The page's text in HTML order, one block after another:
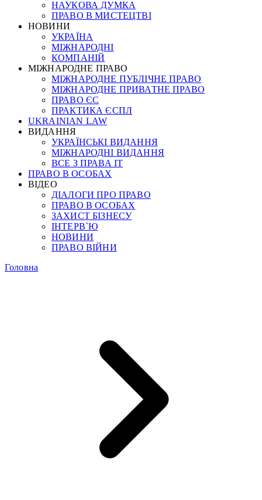
НАУКОВА ДУМКА
ПРАВО В МИСТЕЦТВІ
НОВИНИ
УКРАЇНА
МІЖНАРОДНІ
КОМПАНІЙ
МІЖНАРОДНЕ ПРАВО
МІЖНАРОДНЕ ПУБЛІЧНЕ ПРАВО
МІЖНАРОДНЕ ПРИВАТНЕ ПРАВО
ПРАВО ЄС
ПРАКТИКА ЄСПЛ
UKRAINIAN LAW
ВИДАННЯ
УКРАЇНСЬКІ ВИДАННЯ
МІЖНАРОДНІ ВИДАННЯ
ВСЕ З ПРАВА ІТ
ПРАВО В ОСОБАХ
ВІДЕО
ДІАЛОГИ ПРО ПРАВО
ПРАВО В ОСОБАХ
ЗАХИСТ БІЗНЕСУ
ІНТЕРВ`Ю
НОВИНИ
ПРАВО ВІЙНИ
Головна